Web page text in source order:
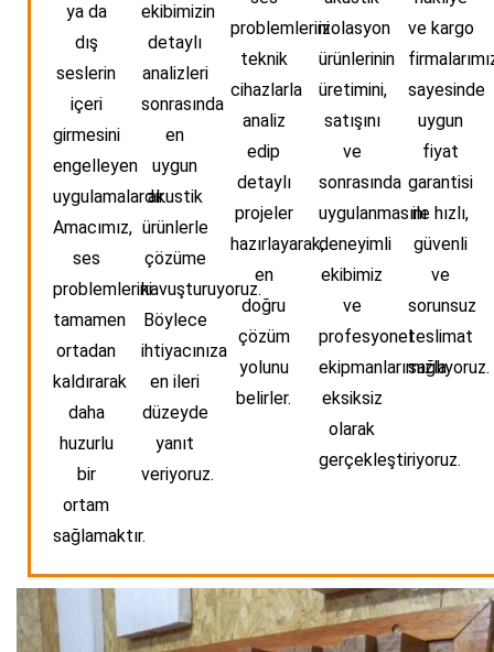
ya da
dış
seslerin
içeri
girmesini
engelleyen
uygulamalardır.
Amacımız,
ses
problemlerini
tamamen
ortadan
kaldırarak
daha
huzurlu
bir
ortam
sağlamaktır.
ekibimizin
detaylı
analizleri
sonrasında
en
uygun
akustik
ürünlerle
çözüme
kavuşturuyoruz.
Böylece
ihtiyacınıza
en ileri
düzeyde
yanıt
veriyoruz.
problemlerini
teknik
cihazlarla
analiz
edip
detaylı
projeler
hazırlayarak,
en
doğru
çözüm
yolunu
belirler.
izolasyon
ürünlerinin
üretimini,
satışını
ve
sonrasında
uygulanmasını
deneyimli
ekibimiz
ve
profesyonel
ekipmanlarımızla
eksiksiz
olarak
gerçekleştiriyoruz.
ve kargo
sayesinde
uygun
fiyat
garantisi
ile hızlı,
güvenli
ve
sorunsuz
teslimat
sağlıyoruz.